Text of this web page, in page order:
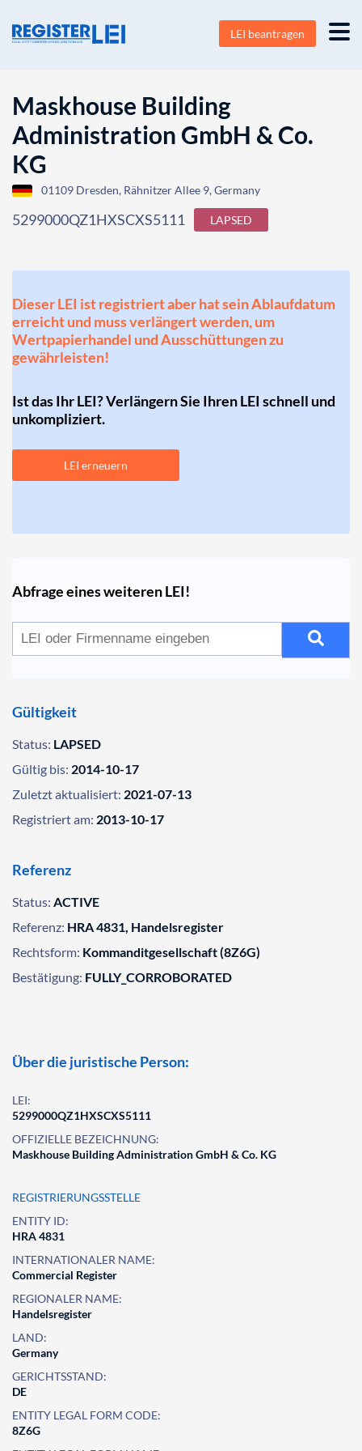
LEI beantragen
Maskhouse Building
Administration GmbH & Co.
KG
01109 Dresden, Rähnitzer Allee 9, Germany
5299000QZ1HXSCXS5111 LAPSED
Dieser LEI ist registriert aber hat sein Ablaufdatum
erreicht und muss verlängert werden, um
Wertpapierhandel und Ausschüttungen zu
gewährleisten!
Ist das Ihr LEI? Verlängern Sie Ihren LEI schnell und
unkompliziert.
LEI erneuern
Abfrage eines weiteren LEI!
Gültigkeit
Status: LAPSED
Gültig bis: 2014-10-17
Zuletzt aktualisiert: 2021-07-13
Registriert am: 2013-10-17
Referenz
Status: ACTIVE
Referenz: HRA 4831, Handelsregister
Rechtsform: Kommanditgesellschaft (8Z6G)
Bestätigung: FULLY_CORROBORATED
Über die juristische Person:
LEI:
5299000QZ1HXSCXS5111
OFFIZIELLE BEZEICHNUNG:
Maskhouse Building Administration GmbH & Co. KG
REGISTRIERUNGSSTELLE
ENTITY ID:
HRA 4831
INTERNATIONALER NAME:
Commercial Register
REGIONALER NAME:
Handelsregister
LAND:
Germany
GERICHTSSTAND:
DE
ENTITY LEGAL FORM CODE:
8Z6G